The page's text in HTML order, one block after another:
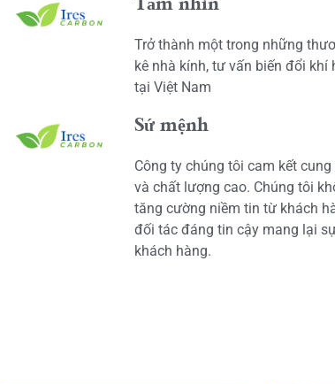
Trở thành một trong những
kê nhà kính, tư vấn biến đổi
tại Việt Nam
Sứ mệnh
Công ty chúng tôi cam kết
và chất lượng cao. Chúng tôi
tăng cường niềm tin từ khách
đối tác đáng tin cậy mang lại
khách hàng.